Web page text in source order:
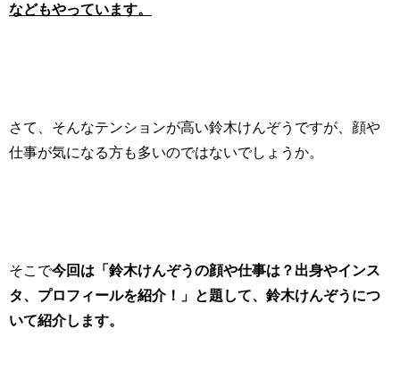
などもやっています。
さて、そんなテンションが高い鈴木けんぞうですが、顔や
仕事が気になる方も多いのではないでしょうか。
そこで今回は「鈴木けんぞうの顔や仕事は？出身やインス
タ、プロフィールを紹介！」と題して、鈴木けんぞうにつ
いて紹介します。